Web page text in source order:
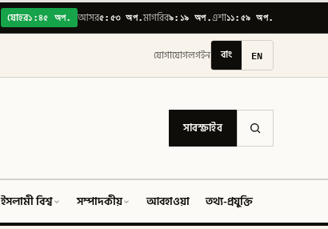
যোহর১:৪৫ অপ. আসর৫:৫৩ অপ.মাগরিব৯:১৯ অপ.এশা১১:৫৯ অপ.
যোগাযোগলগইন বাং EN
সাবস্ক্রাইব
ইসলামী বিশ্ব সম্পাদকীয় আবহাওয়া তথ্য-প্রযুক্তি